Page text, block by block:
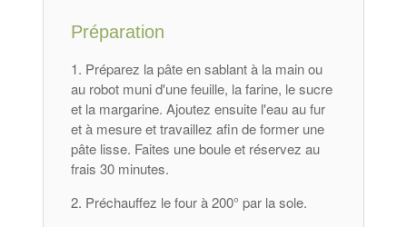
Préparation
Préparez la pâte en sablant à la main ou
au robot muni d'une feuille, la farine, le sucre
et la margarine. Ajoutez ensuite l'eau au fur
et à mesure et travaillez afin de former une
pâte lisse. Faites une boule et réservez au
frais 30 minutes.
Préchauffez le four à 200° par la sole.